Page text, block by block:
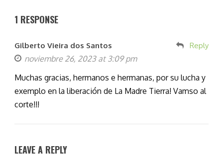
1 RESPONSE
Gilberto Vieira dos Santos
noviembre 26, 2023 at 3:09 pm
Reply
Muchas gracias, hermanos e hermanas, por su lucha y
exemplo en la liberación de La Madre Tierra! Vamso al
corte!!!
LEAVE A REPLY